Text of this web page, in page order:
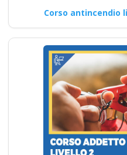
Corso antincendio